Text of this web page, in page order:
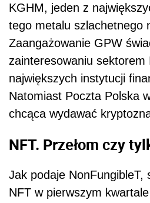
KGHM, jeden z
tego metalu szlachetnego
Zaangażowanie GPW
zainteresowaniu sektorem
największych instytucji
Natomiast Poczta Polska
chcąca wydawać
NFT. Przełom czy
Jak podaje NonFungibleT,
NFT w pierwszym